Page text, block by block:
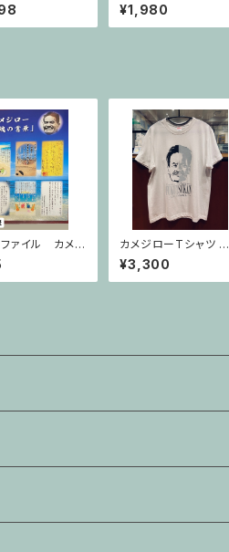
¥1,980
ァイル カメジ
入り【不屈館オ
カメジローTシャツ 白
【不屈館オリジナル】
¥3,300